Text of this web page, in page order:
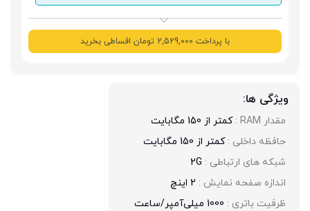
با پرداخت 2,529,000 تومان اقساطی بخرید
ویژگی ها:
مقدار RAM :
کمتر از 150 مگابایت
حافظه داخلی : کمتر از 150 مگابایت
شبکه های ارتباطی : 2G
اندازه صفحه نمایش : 2 اینچ
ظرفیت باتری : 1000 میلی‌آمپر/ساعت